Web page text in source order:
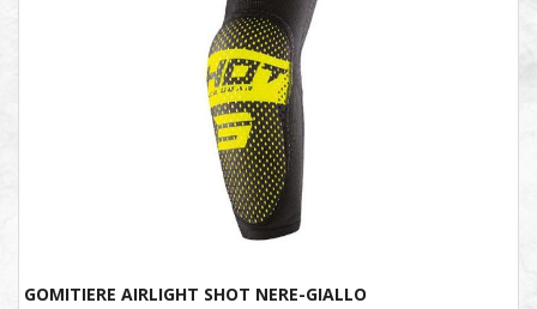
GOMITIERE AIRLIGHT SHOT NERE-GIALLO